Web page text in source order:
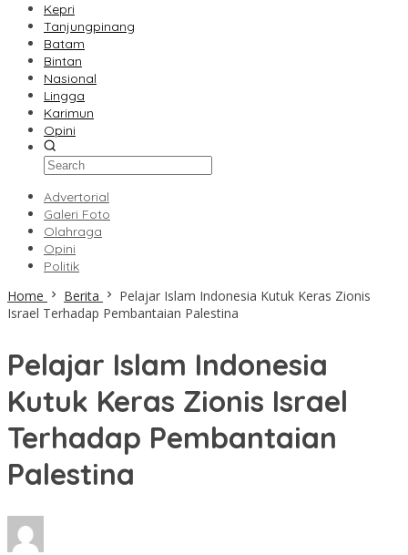
Kepri
Tanjungpinang
Batam
Bintan
Nasional
Lingga
Karimun
Opini
Advertorial
Galeri Foto
Olahraga
Opini
Politik
Home Berita
Pelajar Islam Indonesia Kutuk Keras Zionis
Israel Terhadap Pembantaian Palestina
Pelajar Islam Indonesia
Kutuk Keras Zionis Israel
Terhadap Pembantaian
Palestina